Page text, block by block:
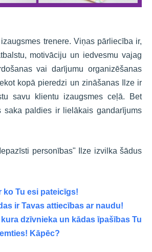
izaugsmes trenere. Viņas pārliecība ir,
motivāciju un iedvesmu vajag
vai darījumu organizēšanas
kopā pieredzi un zināšanas Ilze ir
savu klientu izaugsmes ceļā. Bet
saka paldies ir lielākais gandarījums
personības" Ilze izvilka šādus
ko Tu esi pateicīgs!
ir Tavas attiecības ar naudu!
dzīvnieka un kādas īpašības Tu
Kāpēc?